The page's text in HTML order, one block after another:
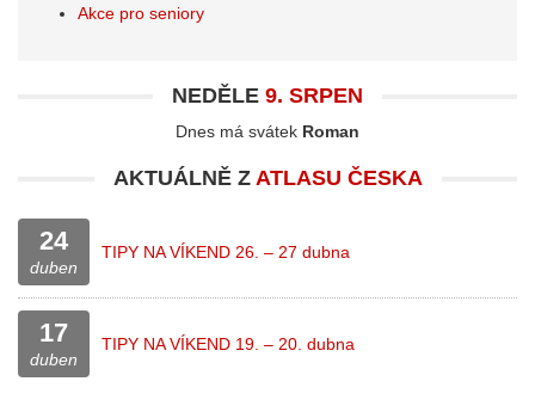
Akce pro seniory
NEDĚLE 9. SRPEN
Dnes má svátek Roman
AKTUÁLNĚ Z ATLASU ČESKA
24
duben
TIPY NA VÍKEND 26. – 27 dubna
17
duben
TIPY NA VÍKEND 19. – 20. dubna